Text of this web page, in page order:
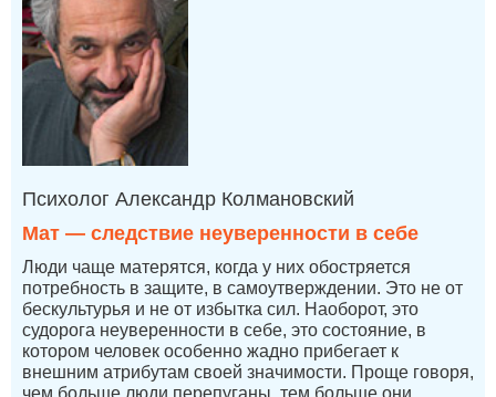
Психолог Александр Колмановский
Мат — следствие неуверенности в себе
Люди чаще матерятся, когда у них обостряется
потребность в защите, в самоутверждении. Это не от
бескультурья и не от избытка сил. Наоборот, это
судорога неуверенности в себе, это состояние, в
котором человек особенно жадно прибегает к
внешним атрибутам своей значимости. Проще говоря,
чем больше люди перепуганы, тем больше они